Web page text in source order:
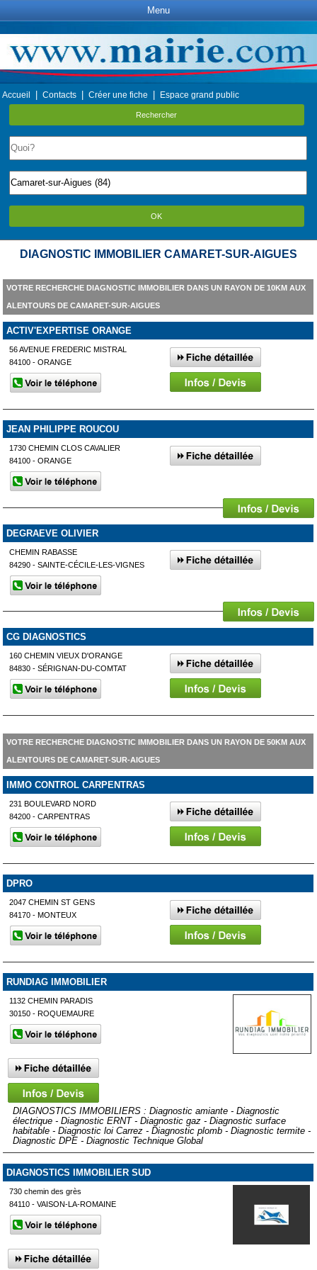
Menu
Accueil Contacts Créer une fiche Espace grand public
Rechercher
OK
DIAGNOSTIC IMMOBILIER CAMARET-SUR-AIGUES
VOTRE RECHERCHE DIAGNOSTIC IMMOBILIER DANS UN RAYON DE 10KM AUX
ALENTOURS DE CAMARET-SUR-AIGUES
ACTIV'EXPERTISE ORANGE
56 AVENUE FREDERIC MISTRAL
84100 - ORANGE
JEAN PHILIPPE ROUCOU
1730 CHEMIN CLOS CAVALIER
84100 - ORANGE
DEGRAEVE OLIVIER
CHEMIN RABASSE
84290 - SAINTE-CÉCILE-LES-VIGNES
CG DIAGNOSTICS
160 CHEMIN VIEUX D'ORANGE
84830 - SÉRIGNAN-DU-COMTAT
VOTRE RECHERCHE DIAGNOSTIC IMMOBILIER DANS UN RAYON DE 50KM AUX
ALENTOURS DE CAMARET-SUR-AIGUES
IMMO CONTROL CARPENTRAS
231 BOULEVARD NORD
84200 - CARPENTRAS
DPRO
2047 CHEMIN ST GENS
84170 - MONTEUX
RUNDIAG IMMOBILIER
1132 CHEMIN PARADIS
30150 - ROQUEMAURE
DIAGNOSTICS IMMOBILIERS : Diagnostic amiante - Diagnostic
électrique - Diagnostic ERNT - Diagnostic gaz - Diagnostic surface
habitable - Diagnostic loi Carrez - Diagnostic plomb - Diagnostic termite -
Diagnostic DPE - Diagnostic Technique Global
DIAGNOSTICS IMMOBILIER SUD
730 chemin des grès
84110 - VAISON-LA-ROMAINE